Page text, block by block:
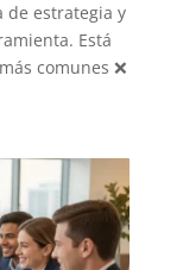
de estrategia y
Está
comunes ❌